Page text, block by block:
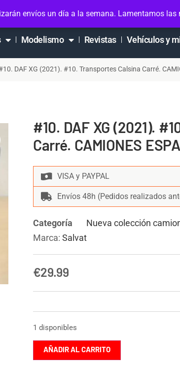
envíos un día a la semana. Lamentamos las
Modelismo Revistas Vehículos y
DAF XG (2021). #10. Transportes Calsina Carré.
#10. DAF XG (2021).
Carré. CAMIONES
VISA y PAYPAL
Envíos 48h (Pedidos realizados
Categoría
Nueva colección
Marca: Salvat
€29.99
1 disponibles
AÑADIR AL CARRITO